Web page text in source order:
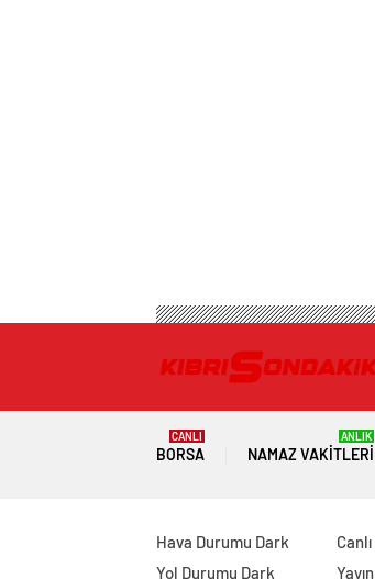
BORSA
CANLI
NAMAZ VAKITLERI
ANLIK
Hava Durumu Dark
Yol Durumu Dark